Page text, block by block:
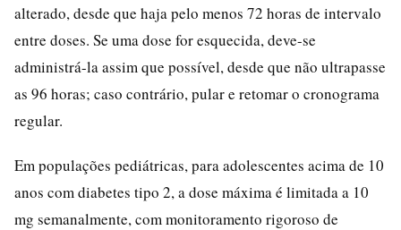
alterado, desde que haja pelo menos 72 horas de intervalo
entre doses. Se uma dose for esquecida, deve-se
administrá-la assim que possível, desde que não ultrapasse
as 96 horas; caso contrário, pular e retomar o cronograma
regular.
Em populações pediátricas, para adolescentes acima de 10
anos com diabetes tipo 2, a dose máxima é limitada a 10
mg semanalmente, com monitoramento rigoroso de